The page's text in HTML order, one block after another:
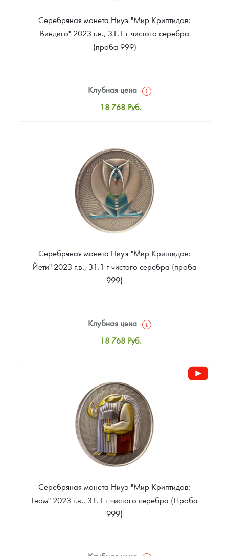
Серебряная монета Ниуэ "Мир Криптидов:
Виндиго" 2023 г.в., 31.1 г чистого серебра
(проба 999)
Клубная цена
18 768 Руб.
Цена выкупа
Звоните
Серебряная монета Ниуэ "Мир Криптидов:
Йети" 2023 г.в., 31.1 г чистого серебра (проба
999)
Клубная цена
18 768 Руб.
Цена выкупа
Звоните
Серебряная монета Ниуэ "Мир Криптидов:
Гном" 2023 г.в., 31.1 г чистого серебра (Проба
999)